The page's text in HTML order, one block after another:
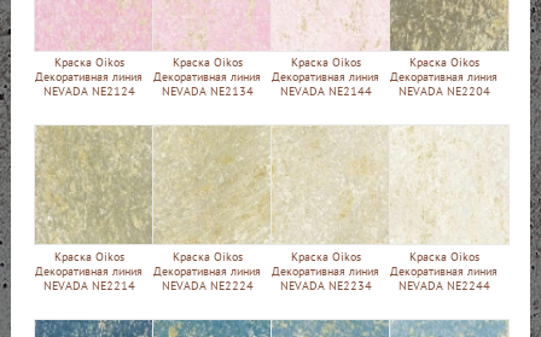
Краска Oikos
Декоративная линия
NEVADA NE2124
Краска Oikos
Декоративная линия
NEVADA NE2134
Краска Oikos
Декоративная линия
NEVADA NE2144
Краска Oikos
Декоративная линия
NEVADA NE2204
Краска Oikos
Декоративная линия
NEVADA NE2214
Краска Oikos
Декоративная линия
NEVADA NE2224
Краска Oikos
Декоративная линия
NEVADA NE2234
Краска Oikos
Декоративная линия
NEVADA NE2244